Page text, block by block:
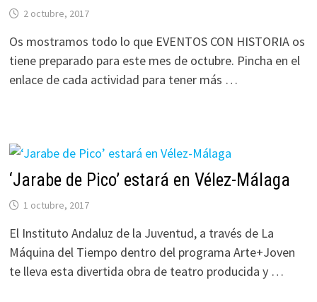
2 octubre, 2017
Os mostramos todo lo que EVENTOS CON HISTORIA os
tiene preparado para este mes de octubre. Pincha en el
enlace de cada actividad para tener más …
‘Jarabe de Pico’ estará en Vélez-Málaga
1 octubre, 2017
El Instituto Andaluz de la Juventud, a través de La
Máquina del Tiempo dentro del programa Arte+Joven
te lleva esta divertida obra de teatro producida y …